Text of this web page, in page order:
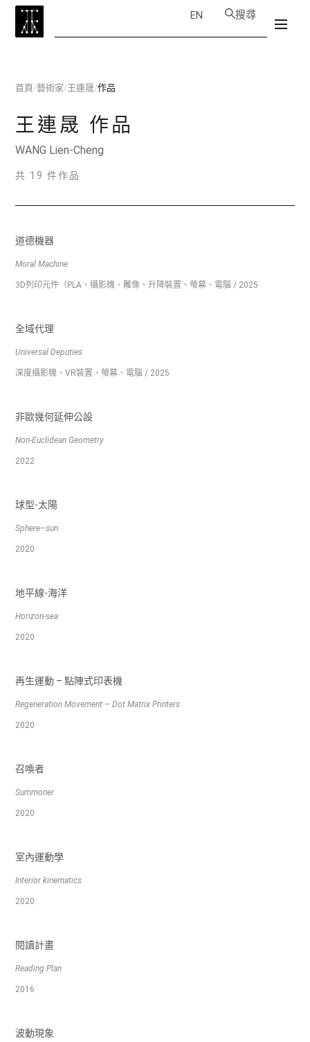
EN 搜尋
首頁/藝術家/王連晟/作品
王連晟 作品
WANG Lien-Cheng
共 19 件作品
道德機器
Moral Machine
3D列印元件（PLA、攝影機、雕像、升降裝置、螢幕、電腦 / 2025
全域代理
Universal Deputies
深度攝影機、VR裝置、螢幕、電腦 / 2025
非歐幾何延伸公設
Non-Euclidean Geometry
2022
球型-太陽
Sphere–sun
2020
地平線-海洋
Horizon-sea
2020
再生運動 – 點陣式印表機
Regeneration Movement – Dot Matrix Printers
2020
召喚者
Summoner
2020
室內運動學
Interior kinematics
2020
閱讀計畫
Reading Plan
2016
波動現象